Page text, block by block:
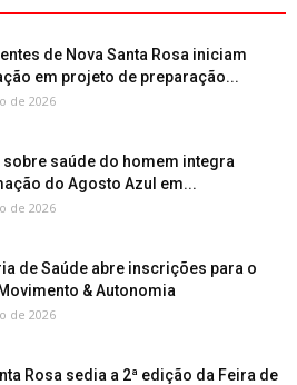
de Nova Santa Rosa iniciam
em projeto de preparação...
de 2026
sobre saúde do homem integra
do Agosto Azul em...
de 2026
de Saúde abre inscrições para o
& Autonomia
de 2026
Rosa sedia a 2ª edição da Feira de